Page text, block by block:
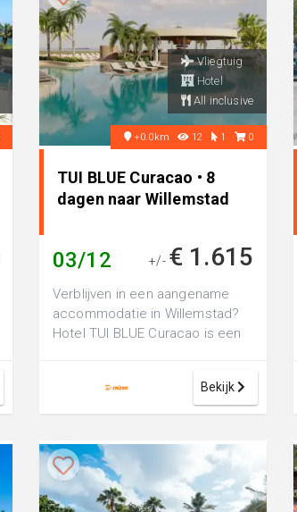
Vliegtuig
Hotel
All inclusive
+0.0km 12 1 0
TUI BLUE Curacao • 8
dagen naar Willemstad
03/12 +/- € 1.615
Verblijven in een aangename
accommodatie in Willemstad?
Hotel TUI BLUE Curacao is een
Bekijk